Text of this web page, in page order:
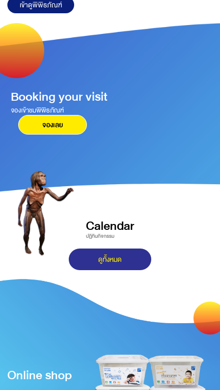
ของไทยในท้องถิ่นชนบทที่ห่างไกลมาอย่างต่อเนื่องด้วยความวิริยะอุตสาหะจน
การตื่นตัวด้านการวิจัยและพัฒนาทางวิทยาศาสตร์ และเทคโนโลยีในชีวิตประจำ
วัน ส่งผลต่อการยกระดับสภาพความเป็นอยู่ของประชาชน และการพัฒนา
ประเทศอย่างมีประสิทธิภาพคณะรัฐมนตรีในครั้งนั้นจึงได้ดำเนิน
เข้าดูพิพิธภัณฑ์
Booking your visit
จองเข้าชมพิพิธภัณฑ์
จองเลย
Calendar
ปฏิทินกิจกรรม
ดูทั้งหมด
Online shop